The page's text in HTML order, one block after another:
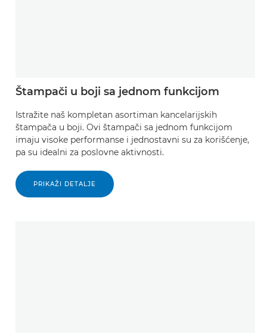
Štampači u boji sa jednom funkcijom
Istražite naš kompletan asortiman kancelarijskih
štampača u boji. Ovi štampači sa jednom funkcijom
imaju visoke performanse i jednostavni su za korišćenje,
pa su idealni za poslovne aktivnosti.
PRIKAŽI DETALJE